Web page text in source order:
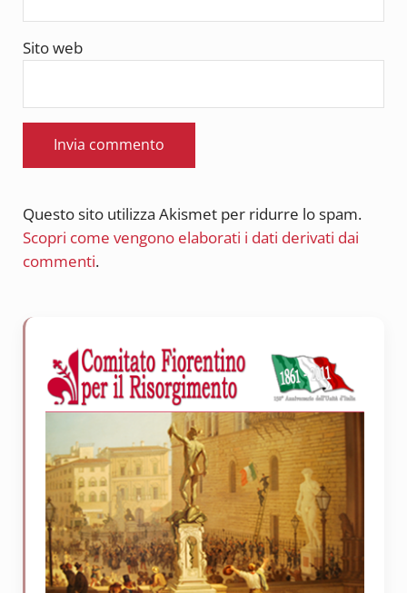
Sito web
Questo sito utilizza Akismet per ridurre lo spam.
Scopri come vengono elaborati i dati derivati dai
commenti.
Sidebar